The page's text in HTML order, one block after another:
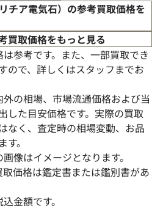
ライバトルマリ
レス/ペンダント
K18WG パライ
ド ネックレス/
チア電気石）の参考買取価格を
買取価格をもっと見る
参考です。また、一部買取でき
ので、詳しくはスタッフまでお
の相場、市場流通価格および当
した目安価格です。実際の買取
なく、査定時の相場変動、お品
。
像はイメージとなります。
価格は鑑定書または鑑別書があ
金額です。